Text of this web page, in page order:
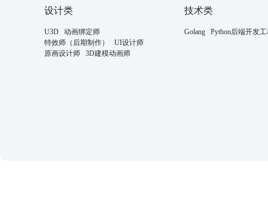
设计类
U3D
动画绑定师
特效师（后期制作）
UI设计师
原画设计师
3D建模动画师
技术类
Golang Python后端开发